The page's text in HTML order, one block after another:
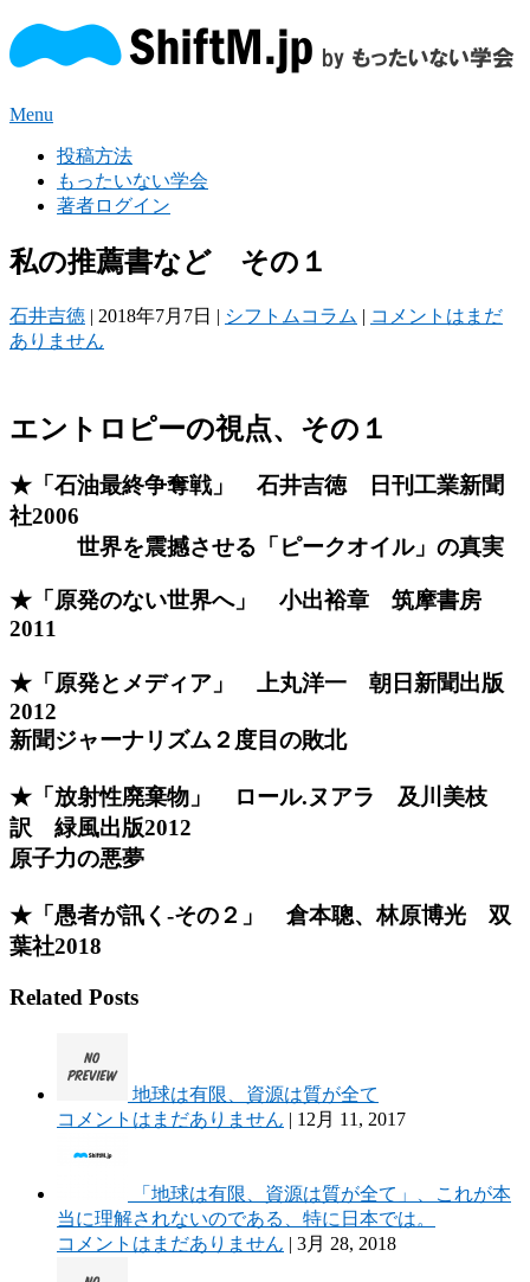
Menu
投稿方法
もったいない学会
著者ログイン
私の推薦書など その１
石井吉徳 | 2018年7月7日 | シフトムコラム | コメントはまだ
ありません
エントロピーの視点、その１
★「石油最終争奪戦」 石井吉徳 日刊工業新聞
社2006
世界を震撼させる「ピークオイル」の真実
★「原発のない世界へ」 小出裕章 筑摩書房
2011
★「原発とメディア」 上丸洋一 朝日新聞出版
2012
新聞ジャーナリズム２度目の敗北
★「放射性廃棄物」 ロール.ヌアラ 及川美枝
訳 緑風出版2012
原子力の悪夢
★「愚者が訊く-その２」 倉本聰、林原博光 双
葉社2018
Related Posts
地球は有限、資源は質が全て
コメントはまだありません | 12月 11, 2017
「地球は有限、資源は質が全て」、これが本
当に理解されないのである、特に日本では。
コメントはまだありません | 3月 28, 2018